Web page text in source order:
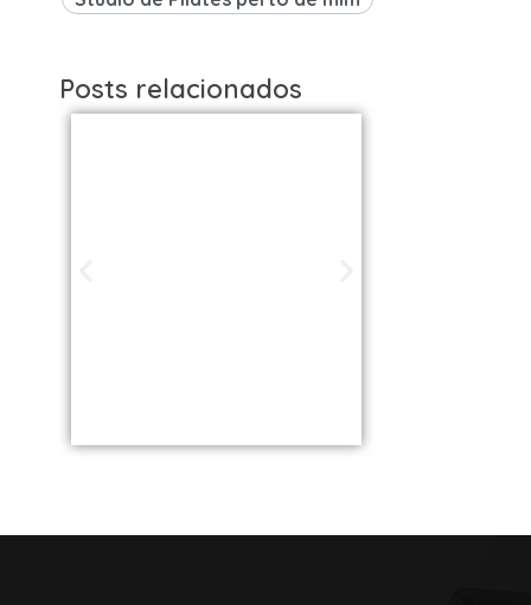
Posts relacionados